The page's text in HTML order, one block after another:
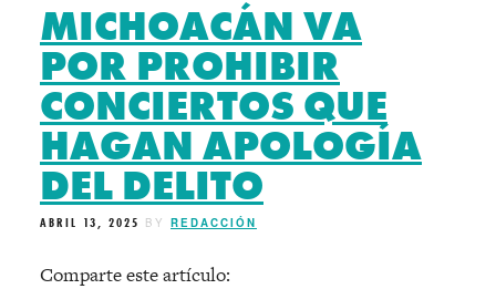
MICHOACÁN VA
POR PROHIBIR
CONCIERTOS QUE
HAGAN APOLOGÍA
DEL DELITO
ABRIL 13, 2025 BY REDACCIÓN
Comparte este artículo: